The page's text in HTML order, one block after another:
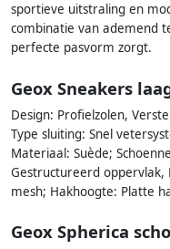
sportieve uitstraling en
combinatie van ademend
perfecte pasvorm zorgt.
Geox Sneakers
Design: Profielzolen,
Type sluiting: Snel
Materiaal: Suède;
Gestructureerd oppervlak,
mesh; Hakhoogte: Platte
Geox Spherica